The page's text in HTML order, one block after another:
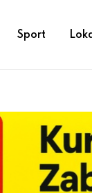
Sport